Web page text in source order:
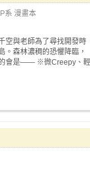
系 漫畫本
空與老師為了尋找開發時
。森林濃稠的恐懼降臨，
的會是—— ※微Creepy、輕